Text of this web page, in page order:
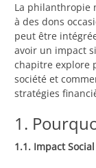
La philanthropie
à des dons
peut être
avoir un impact
chapitre explore
société et
stratégies
1.
1.1. Impact